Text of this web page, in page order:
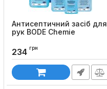
Антисептичний засіб для
рук BODE Chemie
Код товару:
234 грн